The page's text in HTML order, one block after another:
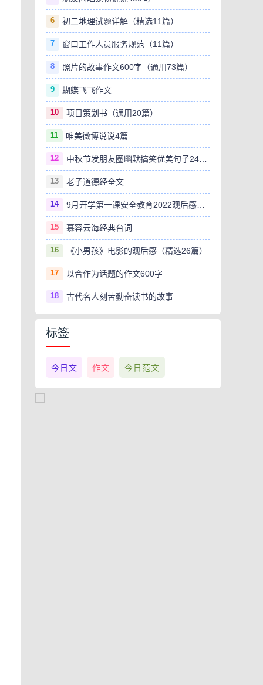
6 初二地理试题详解（精选11篇）
7 窗口工作人员服务规范（11篇）
8 照片的故事作文600字（通用73篇）
9 蝴蝶飞飞作文
10 项目策划书（通用20篇）
11 唯美微博说说4篇
12 中秋节发朋友圈幽默搞笑优美句子240句
13 老子道德经全文
14 9月开学第一课安全教育2022观后感范文（精选8篇）
15 慕容云海经典台词
16 《小男孩》电影的观后感（精选26篇）
17 以合作为话题的作文600字
18 古代名人刻苦勤奋读书的故事
标签
今日文 作文 今日范文